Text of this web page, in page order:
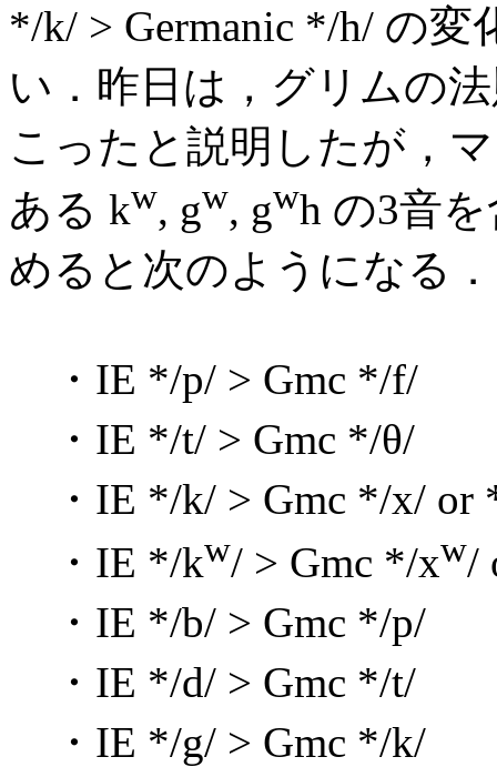
*/k/ > Germanic */h/ の
い．昨日は，グリムの
こったと説明したが，
ある kw, gw, gwh の3音
めると次のようになる．
・IE */p/ > Gmc */f/
・IE */t/ > Gmc */θ/
・IE */k/ > Gmc */x/ or
・IE */kw/ > Gmc */xw/
・IE */b/ > Gmc */p/
・IE */d/ > Gmc */t/
・IE */g/ > Gmc */k/